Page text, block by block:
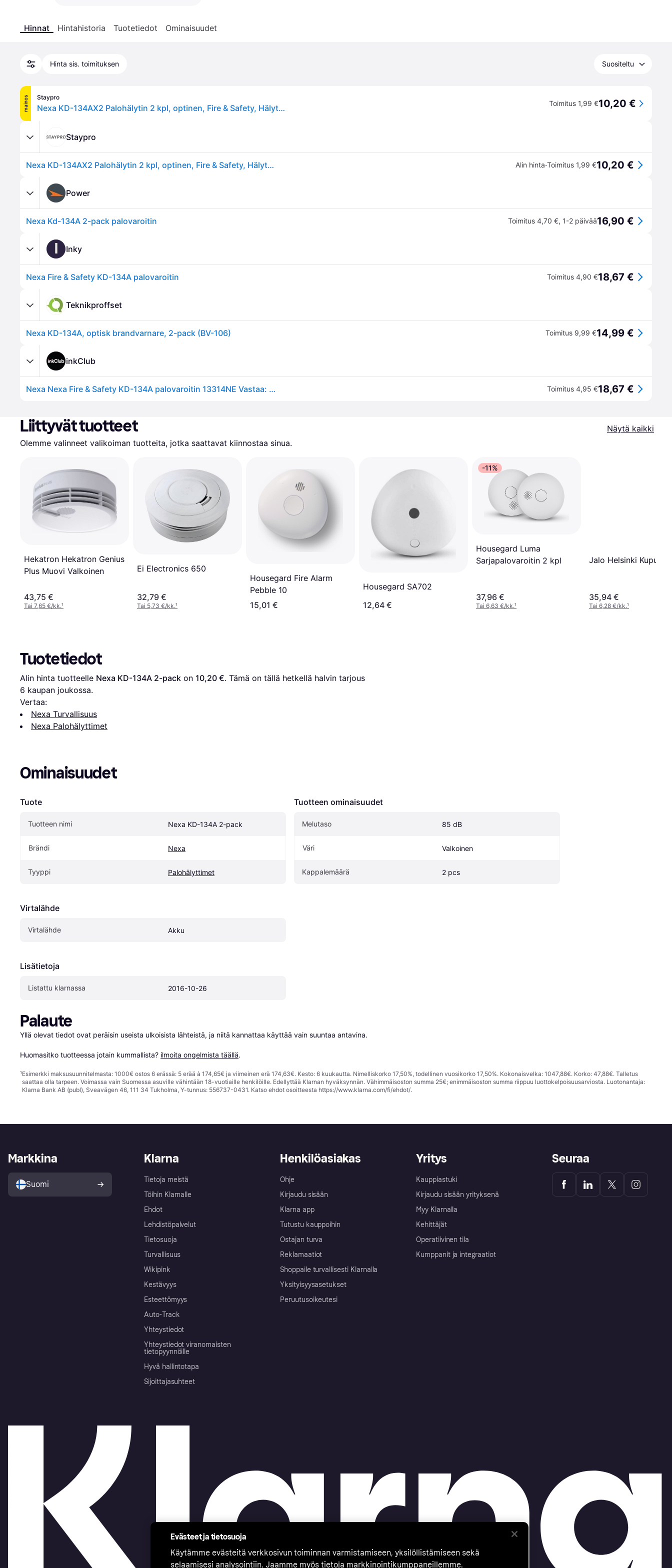
Hinnat Hintahistoria Tuotetiedot Ominaisuudet
Hinta sis. toimituksen Suositeltu
mainos Staypro
Nexa KD-134AX2 Palohälytin 2 kpl, optinen, Fire & Safety, Hälyttimet & turvallisuus Toimitus 1,99 €10,20 €
Staypro
Nexa KD-134AX2 Palohälytin 2 kpl, optinen, Fire & Safety, Hälyttimet & turvallisuus Alin hinta·Toimitus 1,99 €10,20 €
Power
Nexa Kd-134A 2-pack palovaroitin Toimitus 4,70 €, 1-2 päivää16,90 €
I Inky
Nexa Fire & Safety KD-134A palovaroitin Toimitus 4,90 €18,67 €
Teknikproffset
Nexa KD-134A, optisk brandvarnare, 2-pack (BV-106) Toimitus 9,99 €14,99 €
inkClub
Nexa Nexa Fire & Safety KD-134A palovaroitin 13314NE Vastaa: N/A Toimitus 4,95 €18,67 €
Liittyvät tuotteet
Näytä kaikki
Olemme valinneet valikoiman tuotteita, jotka saattavat kiinnostaa sinua.
Hekatron Hekatron Genius
Plus Muovi Valkoinen
43,75 €
Tai 7,65 €/kk.¹
Ei Electronics 650
32,79 €
Tai 5,73 €/kk.¹
Housegard Fire Alarm
Pebble 10
15,01 €
Housegard SA702
12,64 €
-11%
Housegard Luma
Sarjapalovaroitin 2 kpl
37,96 €
Tai 6,63 €/kk.¹
Jalo Helsinki Kupu 10
35,94 €
Tai 6,28 €/kk.¹
Tuotetiedot
Alin hinta tuotteelle Nexa KD-134A 2-pack on 10,20 €
6 kaupan joukossa.
Vertaa:
Nexa Turvallisuus
Nexa Palohälyttimet
Ominaisuudet
Tuote
Tuotteen nimi Nexa KD-134A 2-pack
Brändi Nexa
Tyyppi Palohälyttimet
Virtalähde
Virtalähde Akku
Lisätietoja
Listattu klarnassa 2016-10-26
Tuotteen ominaisuudet
Melutaso 85 dB
Väri Valkoinen
Kappalemäärä 2 pcs
Palaute
Yllä olevat tiedot ovat peräisin useista ulkoisista lähteistä, ja niitä kannattaa käyttää vain suuntaa antavina.
Huomasitko tuotteessa jotain kummallista? ilmoita ongelmista täällä.
¹Esimerkki maksusuunnitelmasta: 1000€ ostos 6 erässä: 5 erää à 174,65€ ja viimeinen erä 174,63€. Kesto: 6 kuukautta. Nimelliskorko 17,50%, todellinen vuosikorko 17,50%. Kokonaisvelka: 1047,88€. Korko: 47,88€. Talletus
saattaa olla tarpeen. Voimassa vain Suomessa asuville vähintään 18-vuotiaille henkilöille. Edellyttää Klarnan hyväksynnän. Vähimmäisoston summa 25€; enimmäisoston summa riippuu luottokelpoisuusarviosta. Luotonantaja:
Klarna Bank AB (publ), Sveavägen 46, 111 34 Tukholma, Y-tunnus: 556737-0431. Katso ehdot osoitteesta https://www.klarna.com/fi/ehdot/.
Klarna
Tietoja meistä
Töihin Klarnalle
Ehdot
Lehdistöpalvelut
Tietosuoja
Turvallisuus
Wikipink
Kestävyys
Esteettömyys
Auto-Track
Yhteystiedot
Yhteystiedot viranomaisten
tietopyynnöille
Hyvä hallintotapa
Sijoittajasuhteet
Henkilöasiakas
Ohje
Kirjaudu sisään
Klarna app
Tutustu kauppoihin
Ostajan turva
Reklamaatiot
Shoppaile turvallisesti Klarnalla
Yksityisyysasetukset
Peruutusoikeutesi
Yritys
Kauppiastuki
Kirjaudu sisään yrityksenä
Myy Klarnalla
Kehittäjät
Operatiivinen tila
Kumppanit ja integraatiot
Markkina
Suomi
Seuraa
Evästeet ja tietosuoja
Käytämme evästeitä verkkosivun toiminnan varmistamiseen, yksilöllistämiseen sekä
selaamisesi analysointiin. Jaamme myös tietoja markkinointikumppaneillemme.